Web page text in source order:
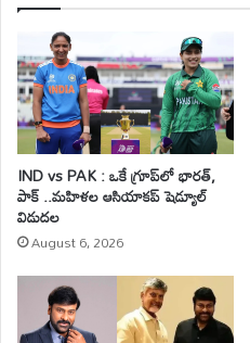
IND vs PAK : ఒకే గ్రూప్‌లో భారత్,
పాక్ ..మహిళల ఆసియాకప్ షెడ్యూల్
విడుదల
August 6, 2026